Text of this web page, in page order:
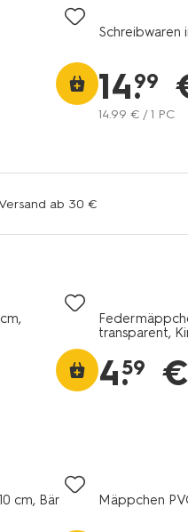
Schreibwaren
14.
99
14.99 € / 1 PC
ab 30 €
transparent,
4.
59 €
cm, Bär Mäppchen